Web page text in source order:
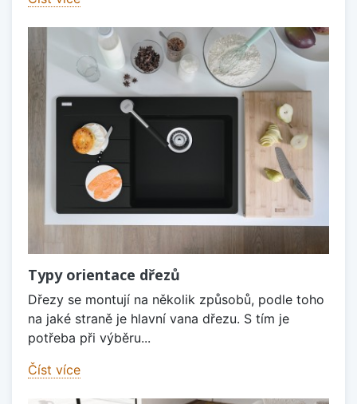
Typy orientace dřezů
Dřezy se montují na několik způsobů, podle toho
na jaké straně je hlavní vana dřezu. S tím je
potřeba při výběru...
Číst více